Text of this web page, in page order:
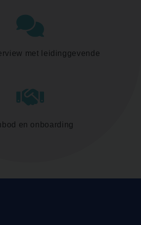
met leidinggevende
en onboarding